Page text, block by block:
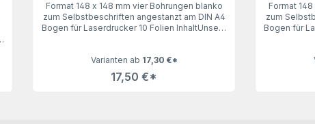
Format 148 x 148 mm vier Bohrungen blanko
zum Selbstbeschriften angestanzt am DIN A4
Bogen für Laserdrucker 10 Folien InhaltUnsere
Wünsche offen. Geeignet für Laserdrucker.
Varianten ab 17,30 €*
17,50 €*
Format
zum
Bogen für
Wünsche